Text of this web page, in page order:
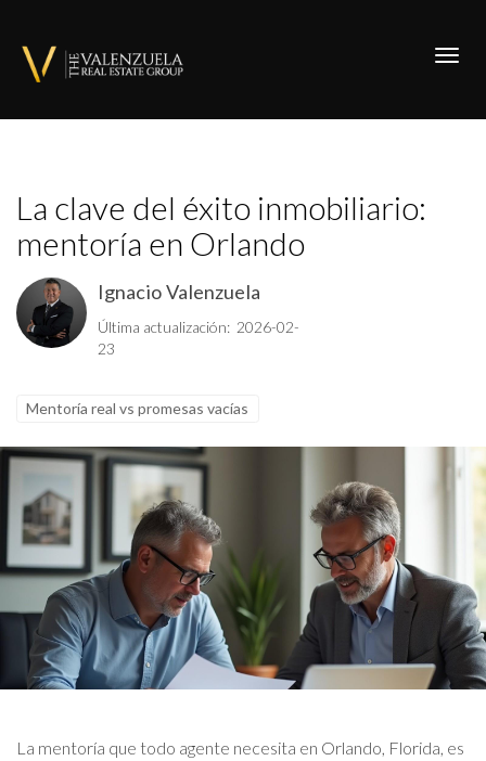
La clave del éxito inmobiliario:
mentoría en Orlando
Ignacio Valenzuela
Última actualización: 2026-02-
23
Mentoría real vs promesas vacías
La mentoría que todo agente necesita en Orlando, Florida, es